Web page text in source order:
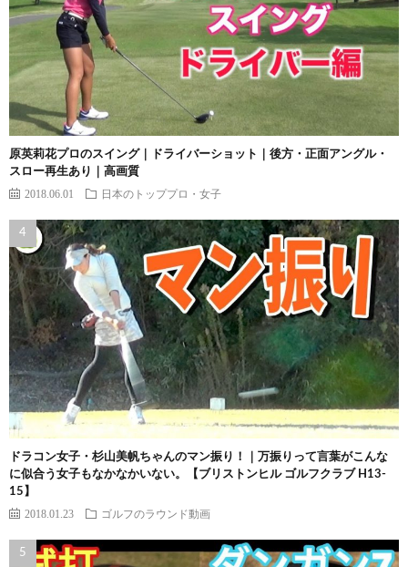
原英莉花プロのスイング｜ドライバーショット｜後方・正面アングル・
スロー再生あり｜高画質
2018.06.01 日本のトッププロ・女子
ドラコン女子・杉山美帆ちゃんのマン振り！｜万振りって言葉がこんな
に似合う女子もなかなかいない。【ブリストンヒル ゴルフクラブ H13-
15】
2018.01.23 ゴルフのラウンド動画